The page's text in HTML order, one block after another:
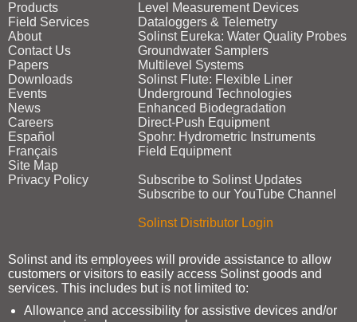
Products
Field Services
About
Contact Us
Papers
Downloads
Events
News
Careers
Español
Français
Site Map
Privacy Policy
Level Measurement Devices
Dataloggers & Telemetry
Solinst Eureka: Water Quality Probes
Groundwater Samplers
Multilevel Systems
Solinst Flute: Flexible Liner
Underground Technologies
Enhanced Biodegradation
Direct‑Push Equipment
Spohr: Hydrometric Instruments
Field Equipment
Subscribe to Solinst Updates
Subscribe to our YouTube Channel
Solinst Distributor Login
Solinst and its employees will provide assistance to allow
customers or visitors to easily access Solinst goods and
services. This includes but is not limited to:
Allowance and accessibility for assistive devices and/or